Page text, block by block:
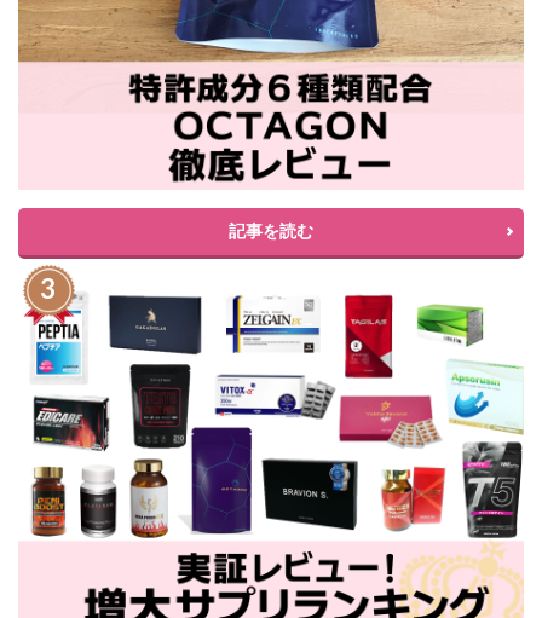
記事を読む